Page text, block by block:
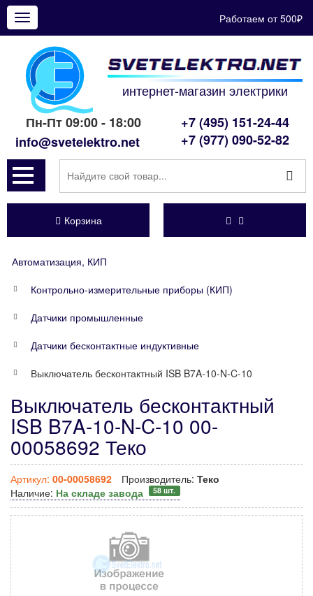
Показать
меню
Работаем от 500₽
интернет-магазин электрики
Пн-Пт 09:00 - 18:00
info@svetelektro.net
+7 (495) 151-24-44
+7 (977) 090-52-82
Корзина
Автоматизация, КИП
Контрольно-измерительные приборы (КИП)
Датчики промышленные
Датчики бесконтактные индуктивные
Выключатель бесконтактный ISB B7A-10-N-C-10
Выключатель бесконтактный
ISB B7A-10-N-C-10 00-
00058692 Теко
Артикул: 00-00058692 Производитель: Теко
Наличие: На складе завода 58 шт.